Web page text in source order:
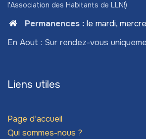
l'Association des Habitants de LLN!)
Permanences: le mardi,
En Aout : Sur rendez-vous
Liens utiles
Page d'accueil
Qui sommes-nous ?